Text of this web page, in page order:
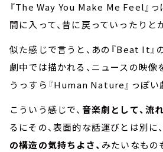
『The Way You Make Me Feel』っ
間に入って、昔に戻っていったりと
似た感じで言うと、あの『Beat It』
劇中では描かれる、ニュースの映像
うっすら『Human Nature』っぽい
こういう感じで、 音楽劇として、
るにその、表面的な話運びとは別に、
の構造の気持ちよさ、 みたいなもの